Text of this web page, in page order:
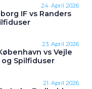
24. April 2026
IF vs Randers
23. April 2026
vs Vejle
Spilfiduser
21. April 2026